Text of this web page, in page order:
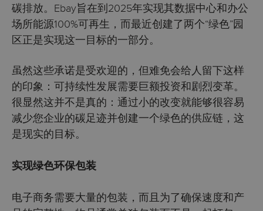
碳排放。Ebay旨在到2025年实现其数据中心和办公
场所能源100%可再生，而最近创建了两个“绿色”园
区正是实现这一目标的一部分。
虽然这些承诺是受欢迎的，但难免会给人留下这样
的印象：可持续性发展需要巨额投资和剧烈变革。
很显然这并不是真的：通过小的改变就能够很容易
减少您企业的碳足迹并创建一个绿色的供应链，这
是现实的目标。
实现绿色环保包装
电子商务需要大量的包装，而且为了确保速度和产